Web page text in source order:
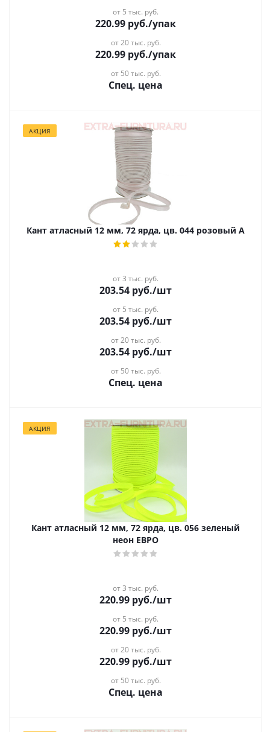
от 5 тыс. руб.
220.99 руб./упак
от 20 тыс. руб.
220.99 руб./упак
от 50 тыс. руб.
Спец. цена
АКЦИЯ
Кант атласный 12 мм, 72 ярда, цв. 044 розовый А
от 3 тыс. руб.
203.54 руб./шт
от 5 тыс. руб.
203.54 руб./шт
от 20 тыс. руб.
203.54 руб./шт
от 50 тыс. руб.
Спец. цена
АКЦИЯ
Кант атласный 12 мм, 72 ярда, цв. 056 зеленый
неон ЕВРО
от 3 тыс. руб.
220.99 руб./шт
от 5 тыс. руб.
220.99 руб./шт
от 20 тыс. руб.
220.99 руб./шт
от 50 тыс. руб.
Спец. цена